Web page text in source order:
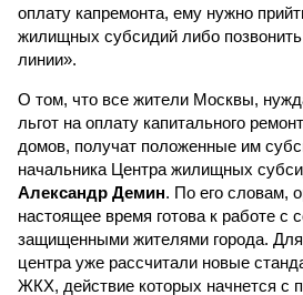
оплату капремонта, ему нужно
жилищных субсидий либо
линии».
О том, что все жители Москвы,
льгот на оплату капитального
домов, получат положенные им
начальника Центра жилищных
Александр Демин. По его словам,
настоящее время готова к работе с
защищенными жителями города. Для
центра уже рассчитали новые
ЖКХ, действие которых начнется с